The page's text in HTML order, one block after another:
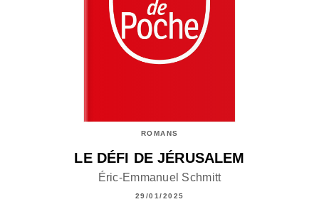
ROMANS
LE DÉFI DE JÉRUSALEM
Éric-Emmanuel Schmitt
29/01/2025